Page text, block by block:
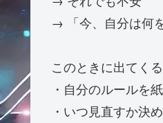
→ 「今、自分は何
このときに出てくる
・自分のルールを
・いつ見直すか決